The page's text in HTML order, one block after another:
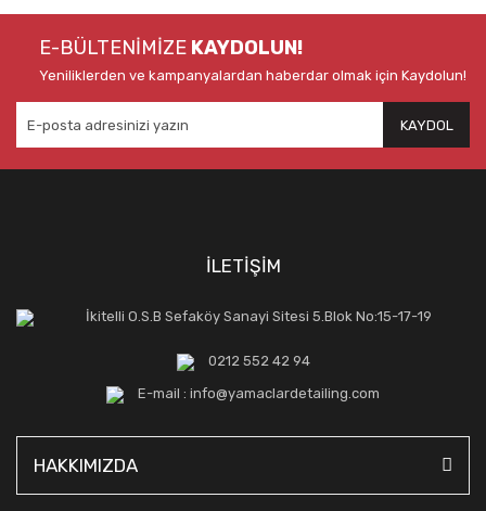
E-BÜLTENİMİZE KAYDOLUN!
Yeniliklerden ve kampanyalardan haberdar olmak için Kaydolun!
KAYDOL
İLETİŞİM
İkitelli O.S.B Sefaköy Sanayi Sitesi 5.Blok No:15-17-19
0212 552 42 94
E-mail : info@yamaclardetailing.com
HAKKIMIZDA